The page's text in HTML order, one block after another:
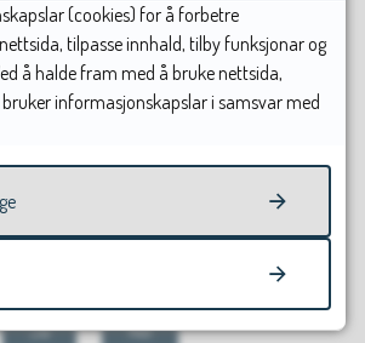
12.19
Ja Nei
(cookies) for å forbetre
tilpasse innhald, tilby funksjonar og
å halde fram med å bruke nettsida,
informasjonskapslar i samsvar med